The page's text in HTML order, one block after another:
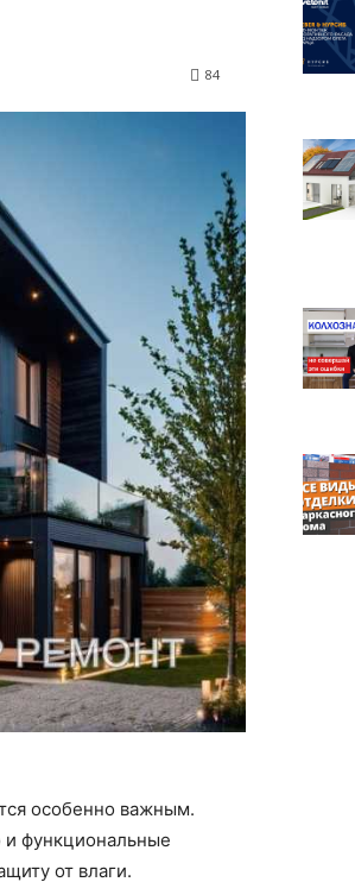
84
особенно важным.
и функциональные
от влаги.